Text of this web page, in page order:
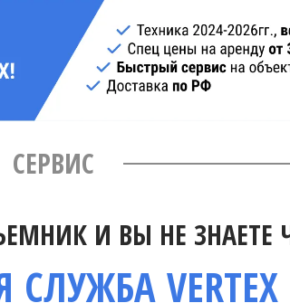
СЕРВИС
И ВЫ НЕ ЗНАЕТЕ
VERTEX